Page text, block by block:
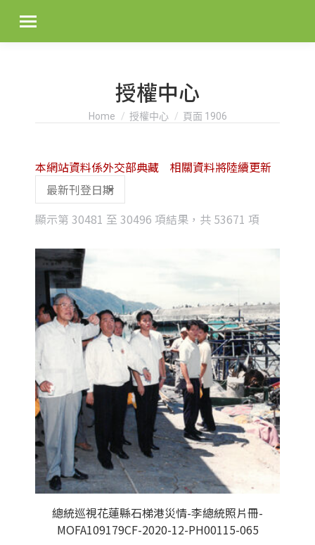
授權中心
You are here:
Home 授權中心 頁面 1906
顯示第 30481 至 30496 項結果，共 53671 項
latest
本網站資料係外交部典藏 相關資料將陸續更新
總統巡視花蓮縣石梯港災情-李總統照片冊-
MOFA109179CF-2020-12-PH00115-065